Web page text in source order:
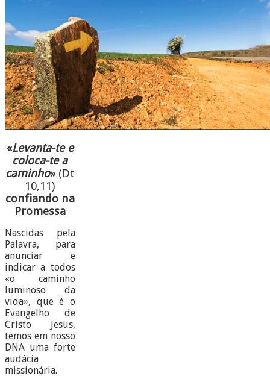
«Levanta-te e
coloca-te a
caminho»(Dt
10,11)
confiando na
Promessa
Nascidas pela
Palavra, para
anunciar e
indicar a todos
«o caminho
luminoso da
vida», que é o
Evangelho de
Cristo Jesus,
temos em nosso
DNA uma forte
audácia
missionária.